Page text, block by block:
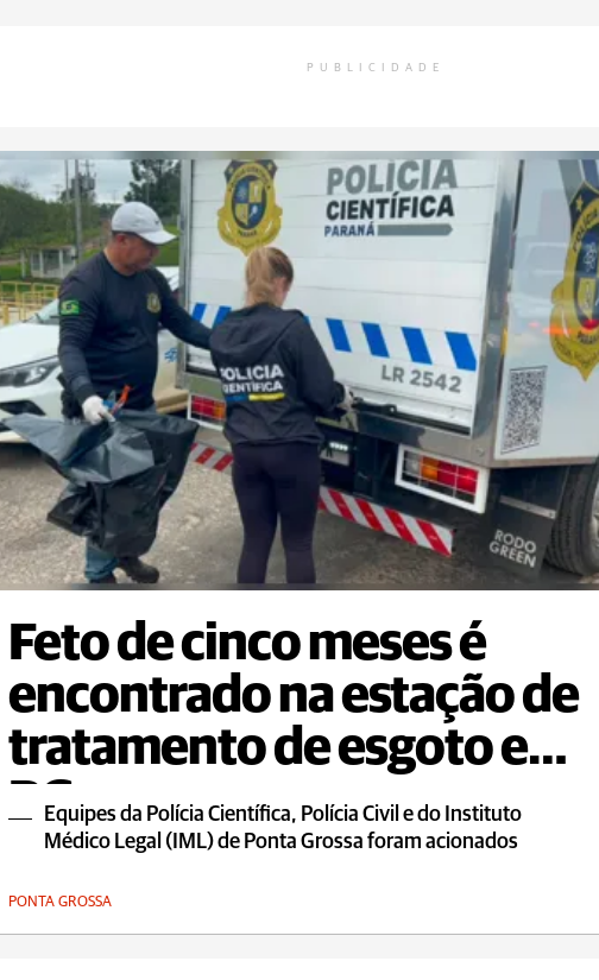
PUBLICIDADE
Feto de cinco meses é
encontrado na estação de
tratamento de esgoto em
PGEquipes da Polícia Científica, Polícia Civil e do Instituto
Médico Legal (IML) de Ponta Grossa foram acionados
PONTA GROSSA